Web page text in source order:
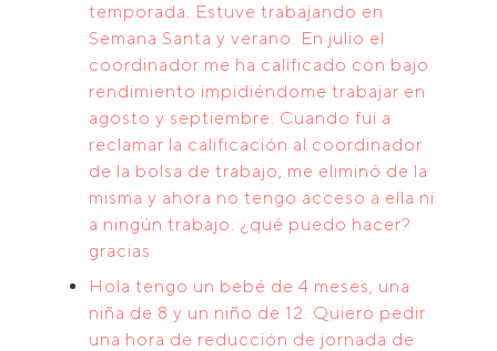
temporada. Estuve trabajando en
Semana Santa y verano. En julio el
coordinador me ha calificado con bajo
rendimiento impidiéndome trabajar en
agosto y septiembre. Cuando fui a
reclamar la calificación al coordinador
de la bolsa de trabajo, me eliminó de la
misma y ahora no tengo acceso a ella ni
a ningún trabajo. ¿qué puedo hacer?
gracias
Hola tengo un bebé de 4 meses, una
niña de 8 y un niño de 12. Quiero pedir
una hora de reducción de jornada de